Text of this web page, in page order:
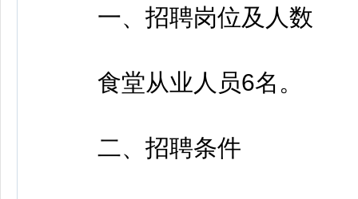
一、招聘岗位及人数
食堂从业人员6名。
二、招聘条件